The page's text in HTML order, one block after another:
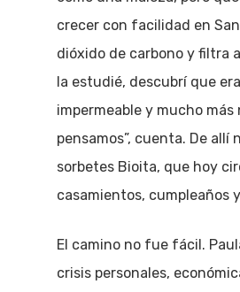
crecer con facilidad en
dióxido de carbono y filtra
la estudié, descubrí que
impermeable y mucho más
pensamos”, cuenta. De allí
sorbetes Bioita, que hoy
casamientos, cumpleaños
El camino no fue fácil.
crisis personales,